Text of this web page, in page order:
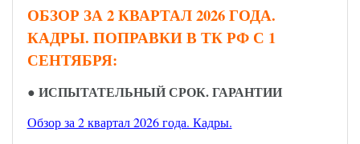
ОБЗОР ЗА 2 КВАРТАЛ 2026 ГОДА.
КАДРЫ. ПОПРАВКИ В ТК РФ С 1
СЕНТЯБРЯ:
● ИСПЫТАТЕЛЬНЫЙ СРОК. ГАРАНТИИ
Обзор за 2 квартал 2026 года. Кадры.